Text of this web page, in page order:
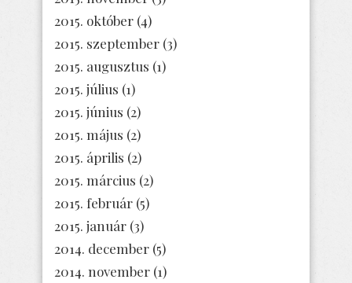
2015. október (4)
2015. szeptember (3)
2015. augusztus (1)
2015. július (1)
2015. június (2)
2015. május (2)
2015. április (2)
2015. március (2)
2015. február (5)
2015. január (3)
2014. december (5)
2014. november (1)